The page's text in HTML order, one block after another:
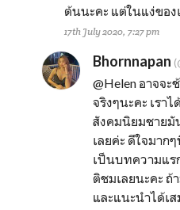
ต้นนะคะ แต่ในแง่ของ
17th July 2020, 7:27 pm
Bhornnapan
@Helenอาจจะ
จริงๆนะคะ เรา
สังคมนิยมชายมั
เลยค่ะ ดีใจมาก
เป็นบทความแร
ติชมเลยนะคะ
และแนะนำได้เ